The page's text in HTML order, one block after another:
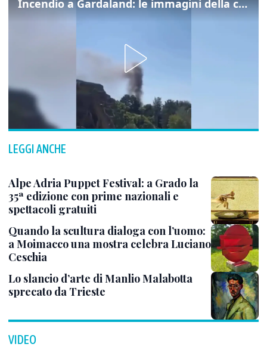
Incendio a Gardaland: le immagini della colonna di fumo
LEGGI ANCHE
Alpe Adria Puppet Festival: a Grado la
35ª edizione con prime nazionali e
spettacoli gratuiti
Quando la scultura dialoga con l’uomo:
a Moimacco una mostra celebra Luciano
Ceschia
Lo slancio d’arte di Manlio Malabotta
sprecato da Trieste
VIDEO